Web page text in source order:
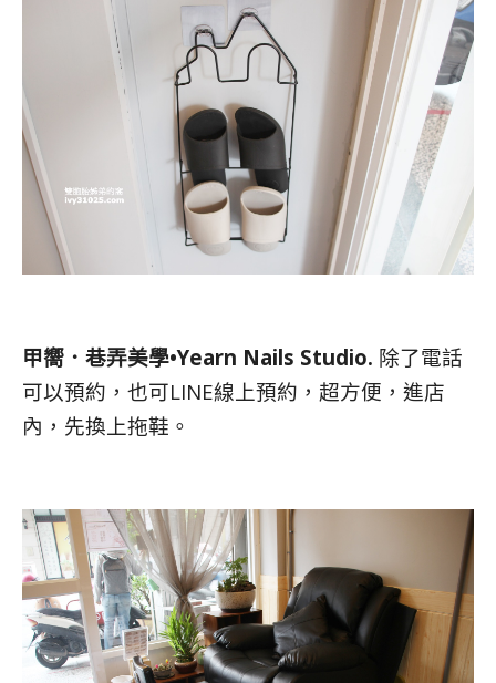
甲嚮．巷弄美學•Yearn Nails Studio. 除了電話
可以預約，也可LINE線上預約，超方便，進店
內，先換上拖鞋。